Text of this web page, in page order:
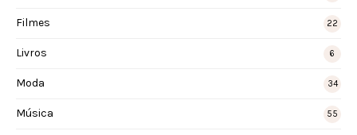
Filmes 22
Livros 6
Moda 34
Música 55